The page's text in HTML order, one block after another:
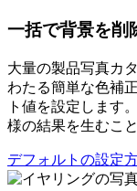
一括で背景を削
大量の製品写真カ
わたる簡単な色補
ト値を設定します
様の結果を生むこ
デフォルトの設定